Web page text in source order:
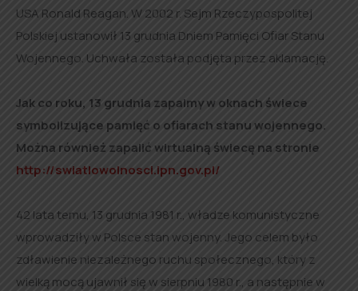
USA Ronald Reagan. W 2002 r. Sejm Rzeczypospolitej
Polskiej ustanowił 13 grudnia Dniem Pamięci Ofiar Stanu
Wojennego. Uchwała została podjęta przez aklamację.
Jak co roku, 13 grudnia zapalmy w oknach świece
symbolizujące pamięć o ofiarach stanu wojennego.
Można również zapalić wirtualną świecę na stronie
http://swiatlowolnosci.ipn.gov.pl/
42 lata temu, 13 grudnia 1981 r., władze komunistyczne
wprowadziły w Polsce stan wojenny. Jego celem było
zdławienie niezależnego ruchu społecznego, który z
wielką mocą ujawnił się w sierpniu 1980 r., a następnie w